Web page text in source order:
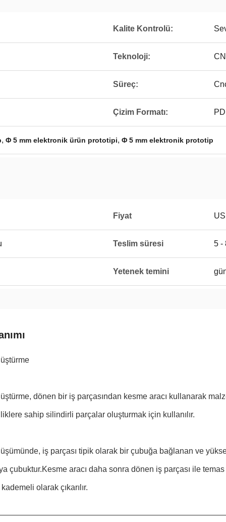
Kalite Kontrolü:
Teknoloji:
Süreç:
Çizim Formatı:
, Φ 5 mm elektronik ürün prototipi, Φ 5 mm elektronik prototip
Fiyat
Teslim süresi 5 -
Yetenek temini
dönen bir iş parçasından kesme aracı kullanarak
sahip silindirli parçalar oluşturmak için kullanılır.
iş parçası tipik olarak bir çubuğa bağlanan ve
çubuktur.Kesme aracı daha sonra dönen iş parçası ile
olarak çıkarılır.